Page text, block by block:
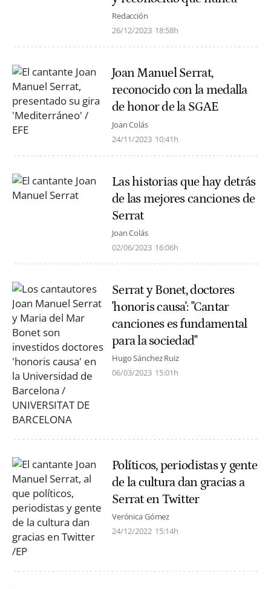
Redacción
26/12/2023 18:58h
Joan Manuel Serrat,
reconocido con la medalla
de honor de la SGAE
Joan Colás
24/11/2023 10:41h
Las historias que hay detrás
de las mejores canciones de
Serrat
Joan Colás
02/06/2023 16:06h
Serrat y Bonet, doctores
'honoris causa': "Cantar
canciones es fundamental
para la sociedad"
Hugo Sánchez Ruiz
06/03/2023 15:01h
Políticos, periodistas y gente
de la cultura dan gracias a
Serrat en Twitter
Verónica Gómez
24/12/2022 15:14h